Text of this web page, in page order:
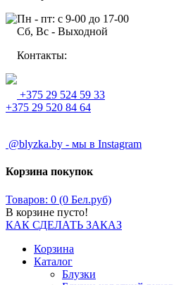
Пн - пт: с 9-00 до 17-00
Сб, Вс - Выходной
Контакты:
+375 29 524 59 33
+375 29 520 84 64
@blyzka.by - мы в Instagram
Корзина покупок
Товаров: 0 (0 Бел.руб)
В корзине пусто!
КАК СДЕЛАТЬ ЗАКАЗ
Корзина
Каталог
Блузки